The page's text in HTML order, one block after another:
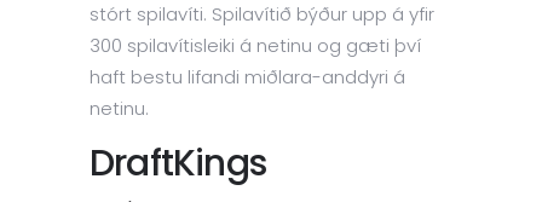
stórt spilavíti. Spilavítið býður upp á yfir
300 spilavítisleiki á netinu og gæti því
haft bestu lifandi miðlara-anddyri á
netinu.
DraftKings